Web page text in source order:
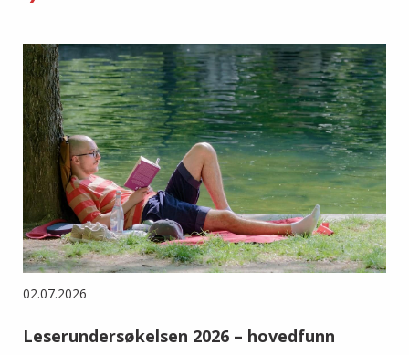
02.07.2026
Leserundersøkelsen 2026 – hovedfunn